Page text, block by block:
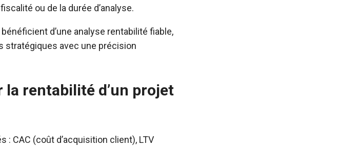
ou de la durée d’analyse.
d’une analyse rentabilité fiable,
stratégiques avec une précision
rentabilité d’un projet
CAC (coût d’acquisition client), LTV